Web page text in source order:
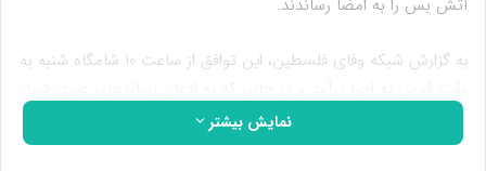
آتش بس را به امضا رساندند.
به گزارش شبکه وفای فلسطین، این توافق از ساعت 10 شامگاه شنبه به
راکت‌های شلیک شده مقاومت به سمت فلسطین اشغالی از 1200 فروند
گذشته و حدود 35 فلسطینی از جمله 5 فرمانده جهاد اسلامی به
نمایش بیشتر